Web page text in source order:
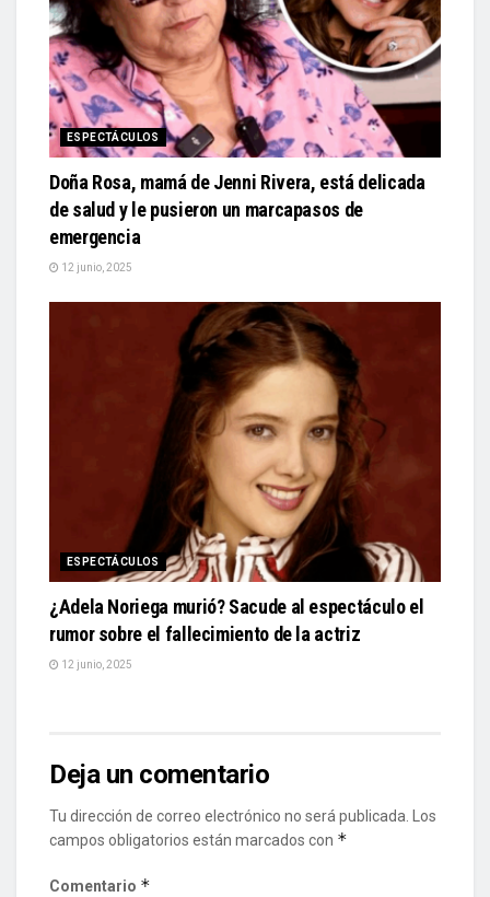
ESPECTÁCULOS
Doña Rosa, mamá de Jenni Rivera, está delicada
de salud y le pusieron un marcapasos de
emergencia
12 junio, 2025
ESPECTÁCULOS
¿Adela Noriega murió? Sacude al espectáculo el
rumor sobre el fallecimiento de la actriz
12 junio, 2025
Deja un comentario
Tu dirección de correo electrónico no será publicada.
Los
campos obligatorios están marcados con *
Comentario *